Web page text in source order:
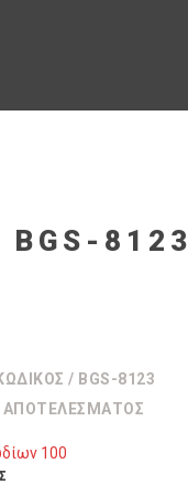
BGS-8123
/ BGS-8123
ΑΠΟΤΕΛΈΣΜΑΤΟΣ